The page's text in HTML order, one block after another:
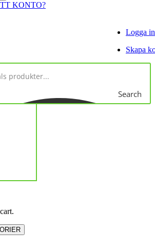
KONTO?
Logga in
Skapa
Search